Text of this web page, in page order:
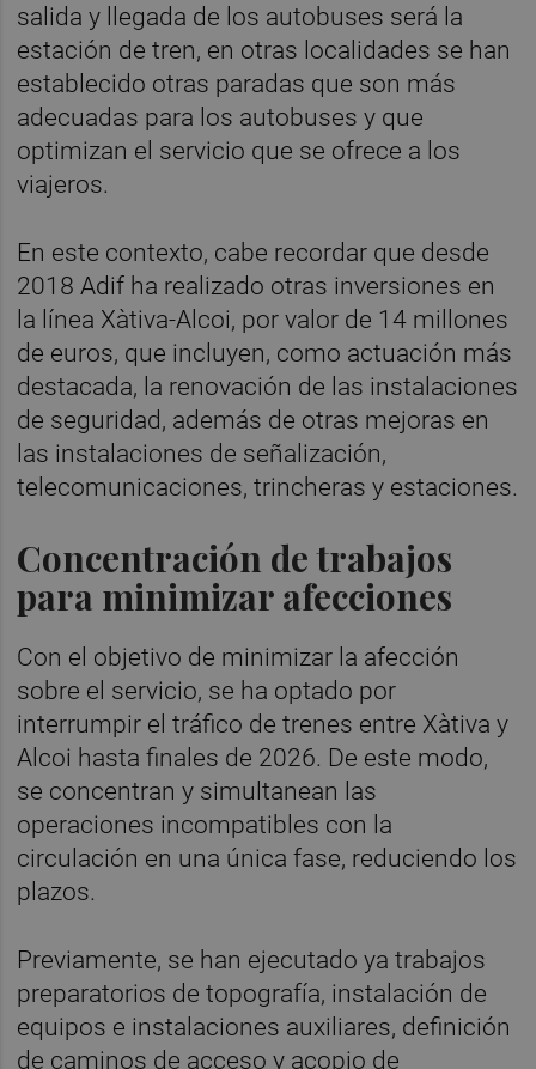
salida y llegada de los autobuses será la
estación de tren, en otras localidades se han
establecido otras paradas que son más
adecuadas para los autobuses y que
optimizan el servicio que se ofrece a los
viajeros.
En este contexto, cabe recordar que desde
2018 Adif ha realizado otras inversiones en
la línea Xàtiva-Alcoi, por valor de 14 millones
de euros, que incluyen, como actuación más
destacada, la renovación de las instalaciones
de seguridad, además de otras mejoras en
las instalaciones de señalización,
telecomunicaciones, trincheras y estaciones.
Concentración de trabajos
para minimizar afecciones
Con el objetivo de minimizar la afección
sobre el servicio, se ha optado por
interrumpir el tráfico de trenes entre Xàtiva y
Alcoi hasta finales de 2026. De este modo,
se concentran y simultanean las
operaciones incompatibles con la
circulación en una única fase, reduciendo los
plazos.
Previamente, se han ejecutado ya trabajos
preparatorios de topografía, instalación de
equipos e instalaciones auxiliares, definición
de caminos de acceso y acopio de